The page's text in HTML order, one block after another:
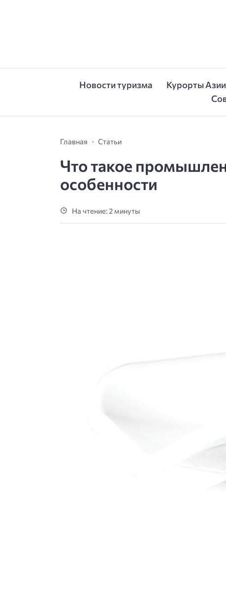
Новости туризма Курорты Азии
Главная Статьи
Что такое
особенности
На чтение: 2 минуты